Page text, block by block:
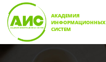
АКАДЕМИЯ
ИНФОРМАЦИОННЫХ
СИСТЕМ